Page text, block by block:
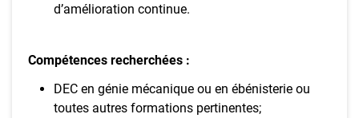
d’amélioration continue.
Compétences recherchées :
DEC en génie mécanique ou en ébénisterie ou
toutes autres formations pertinentes;